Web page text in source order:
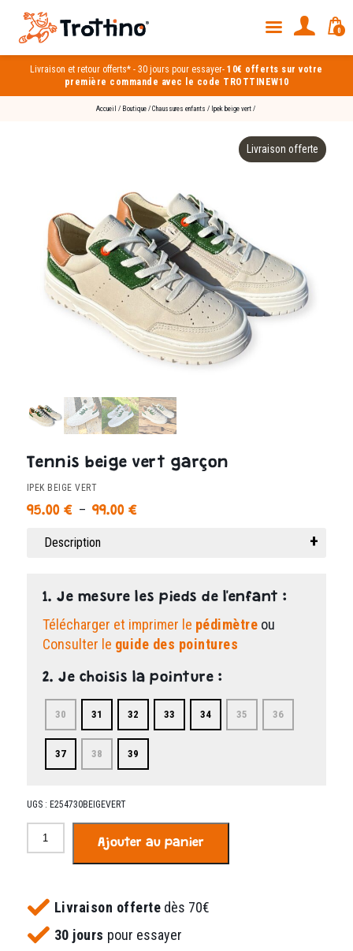
Livraison et retour offerts* -30 jours pour essayer-10€ offerts sur votre
première commande avec le code TROTTINEW10
0
Accueil / Boutique / Chaussures enfants / Ipek beige vert /
Tennis beige vert garçon
IPEK BEIGE VERT
95.00 € – 99.00 €Plage
99.00 €
Description
1. Je mesure les pieds de l'enfant :
Télécharger et imprimer le pédimètre ou
Consulter le guide des pointures
2. Je choisis la pointure :
30 31 32 33 34 35 36
37 38 39
UGS : E254730BEIGEVERT
vert
Ajouter au panier
Livraison offerte dès 70€
30 jours pour essayer